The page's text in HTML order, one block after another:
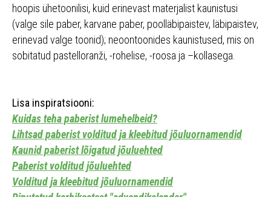
hoopis ühetoonilisi, kuid erinevast materjalist kaunistusi
(valge sile paber, karvane paber, poolläbipaistev, läbipaistev,
erinevad valge toonid); neoontoonides kaunistused, mis on
sobitatud pastelloranži, -rohelise, -roosa ja –kollasega.
Lisa inspiratsiooni:
Kuidas teha paberist lumehelbeid?
Lihtsad paberist volditud ja kleebitud jõuluornamendid
Kaunid paberist lõigatud jõuluehted
Paberist volditud jõuluehted
Volditud ja kleebitud jõuluornamendid